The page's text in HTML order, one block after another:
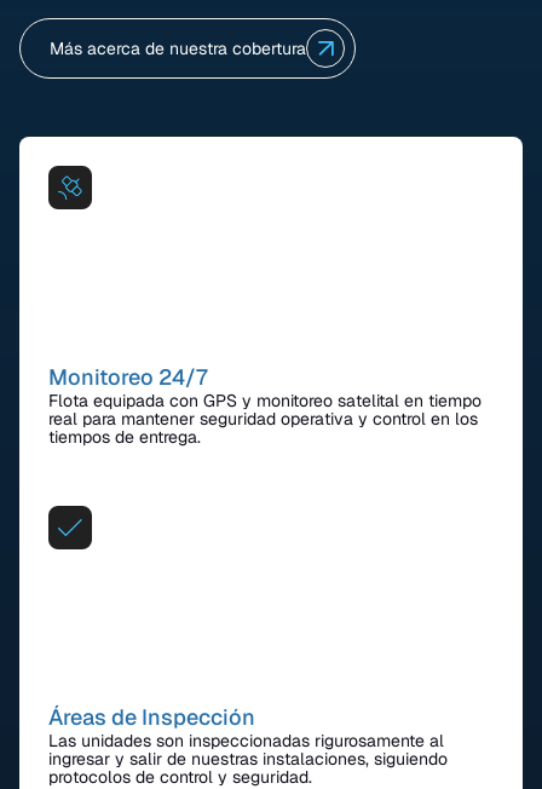
Más acerca de nuestra cobertura
Monitoreo 24/7
Flota equipada con GPS y monitoreo satelital en tiempo
real para mantener seguridad operativa y control en los
tiempos de entrega.
Áreas de Inspección
Las unidades son inspeccionadas rigurosamente al
ingresar y salir de nuestras instalaciones, siguiendo
protocolos de control y seguridad.